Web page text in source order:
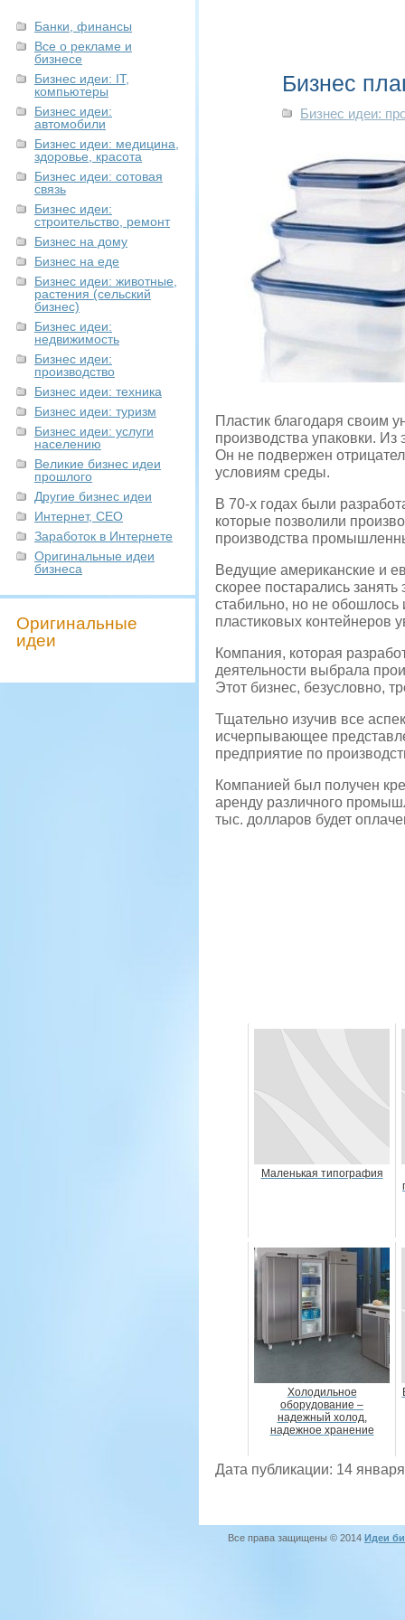
Банки, финансы
Все о рекламе и
бизнесе
Бизнес идеи: IT,
компьютеры
Бизнес идеи:
автомобили
Бизнес идеи: медицина,
здоровье, красота
Бизнес идеи: сотовая
связь
Бизнес идеи:
строительство, ремонт
Бизнес на дому
Бизнес на еде
Бизнес идеи: животные,
растения (сельский
бизнес)
Бизнес идеи:
недвижимость
Бизнес идеи:
производство
Бизнес идеи: техника
Бизнес идеи: туризм
Бизнес идеи: услуги
населению
Великие бизнес идеи
прошлого
Другие бизнес идеи
Интернет, СЕО
Заработок в Интернете
Оригинальные идеи
бизнеса
Оригинальные
идеи
Бизнес
Бизнес идеи:
Пластик благодаря своим
производства упаковки.
Он не подвержен
условиям среды.
В 70-х годах были
которые позволили
производства
Ведущие американские и
скорее постарались
стабильно, но не
пластиковых контейнеров
Компания, которая
деятельности выбрала
Этот бизнес, безусловно,
Тщательно изучив все
исчерпывающее
предприятие по
Компанией был получен
аренду различного
тыс. долларов будет
Маленькая типография
Холодильное
оборудование –
надежный холод,
надежное хранение
Дата публикации: 14
Все права защищены © 2014 Идеи